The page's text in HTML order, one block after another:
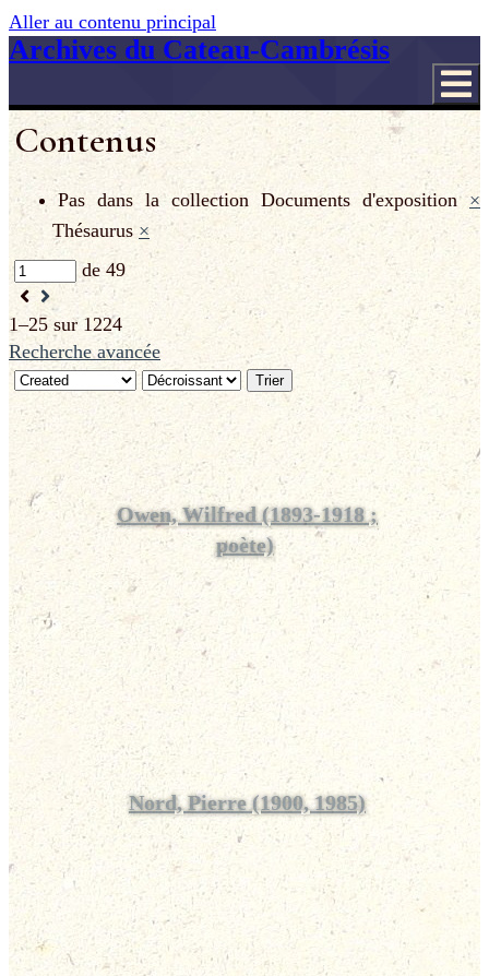
Aller au contenu principal
Archives du Cateau-Cambrésis
Contenus
Pas dans la collection Documents d'exposition
×
Thésaurus ×
de 49
1–25 sur 1224
Recherche avancée
Trier
Owen, Wilfred (1893-1918 ;
poète)
Nord, Pierre (1900, 1985)